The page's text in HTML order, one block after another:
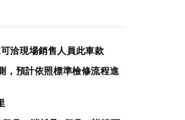
洽現場銷售人員此車款
，預計依照標準檢修流程進